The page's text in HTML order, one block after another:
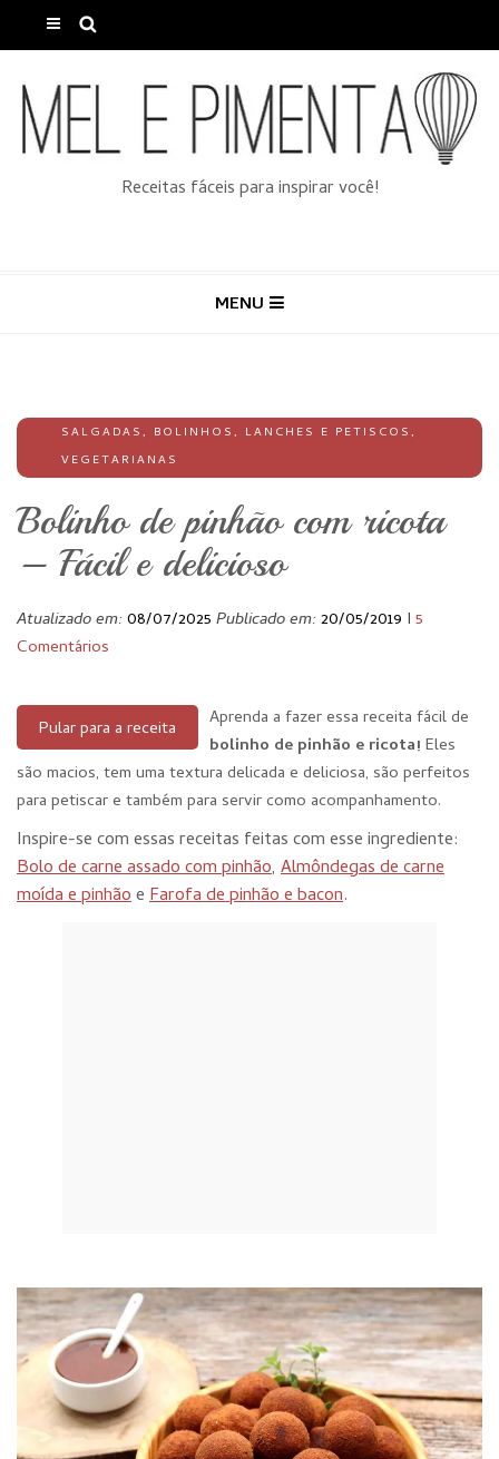
Receitas fáceis para inspirar você!
MENU
SALGADAS, BOLINHOS, LANCHES E PETISCOS,
VEGETARIANAS
Bolinho de pinhão com ricota
– Fácil e delicioso
Atualizado em:08/07/2025 Publicado em:20/05/2019 I 5
Comentários
Pular para a receita
Aprenda a fazer essa receita fácil de
bolinho de pinhão e ricota! Eles
são macios, tem uma textura delicada e deliciosa, são perfeitos
para petiscar e também para servir como acompanhamento.
Inspire-se com essas receitas feitas com esse ingrediente:
Bolo de carne assado com pinhão, Almôndegas de carne
moída e pinhãoeFarofa de pinhão e bacon.